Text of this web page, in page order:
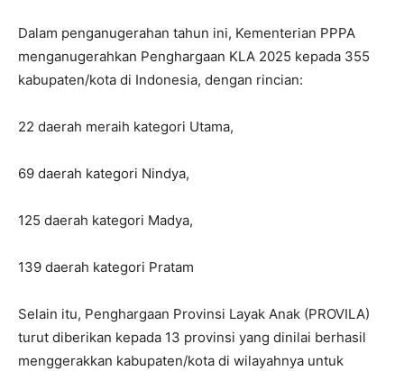
Dalam penganugerahan tahun ini, Kementerian PPPA
menganugerahkan Penghargaan KLA 2025 kepada 355
kabupaten/kota di Indonesia, dengan rincian:
22 daerah meraih kategori Utama,
69 daerah kategori Nindya,
125 daerah kategori Madya,
139 daerah kategori Pratam
Selain itu, Penghargaan Provinsi Layak Anak (PROVILA)
turut diberikan kepada 13 provinsi yang dinilai berhasil
menggerakkan kabupaten/kota di wilayahnya untuk